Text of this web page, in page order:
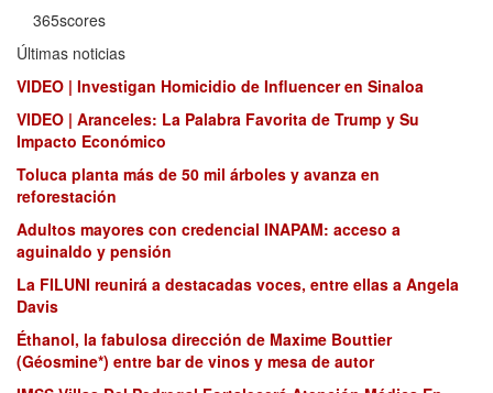
365scores
Últimas noticias
VIDEO | Investigan Homicidio de Influencer en Sinaloa
VIDEO | Aranceles: La Palabra Favorita de Trump y Su
Impacto Económico
Toluca planta más de 50 mil árboles y avanza en
reforestación
Adultos mayores con credencial INAPAM: acceso a
aguinaldo y pensión
La FILUNI reunirá a destacadas voces, entre ellas a Angela
Davis
Éthanol, la fabulosa dirección de Maxime Bouttier
(Géosmine*) entre bar de vinos y mesa de autor